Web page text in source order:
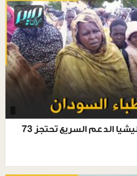
أطباء السودان: ميليشيا الدعم السريع تحتجز 73